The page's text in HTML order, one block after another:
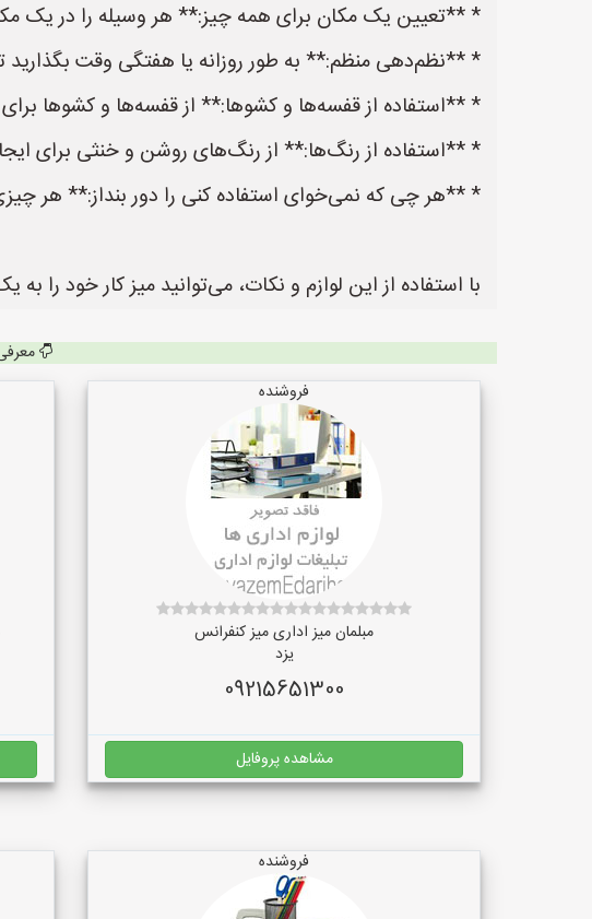
* **تعیین یک مکان برای همه چیز:** هر وسیله را در یک
* **نظم‌دهی منظم:** به طور روزانه یا هفتگی وقت بگذارید
* **استفاده از قفسه‌ها و کشوها:** از قفسه‌ها و کشوها برای
* **استفاده از رنگ‌ها:** از رنگ‌های روشن و خنثی برای
* **هر چی که نمی‌خوای استفاده کنی را دور بنداز:** هر چیزی
با استفاده از این لوازم و نکات، می‌توانید میز کار خود را
فروشنده
مبلمان میز اداری میز کنفرانس
یزد
09215651300
مشاهده پروفایل
فروشنده